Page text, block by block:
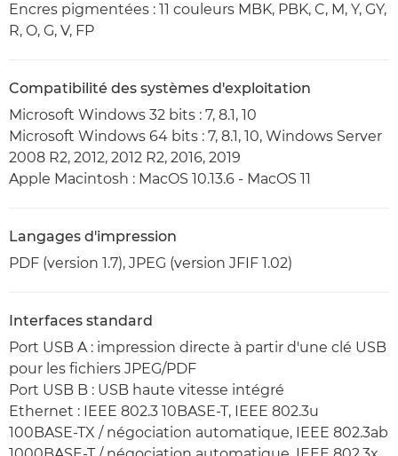
Encres pigmentées : 11 couleurs MBK, PBK, C, M, Y, GY,
R, O, G, V, FP
Compatibilité des systèmes d'exploitation
Microsoft Windows 32 bits : 7, 8.1, 10
Microsoft Windows 64 bits : 7, 8.1, 10, Windows Server
2008 R2, 2012, 2012 R2, 2016, 2019
Apple Macintosh : MacOS 10.13.6 - MacOS 11
Langages d'impression
PDF (version 1.7), JPEG (version JFIF 1.02)
Interfaces standard
Port USB A : impression directe à partir d'une clé USB
pour les fichiers JPEG/PDF
Port USB B : USB haute vitesse intégré
Ethernet : IEEE 802.3 10BASE-T, IEEE 802.3u
100BASE-TX / négociation automatique, IEEE 802.3ab